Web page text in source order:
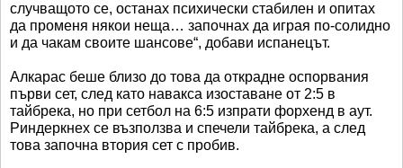
случващото се, останах психически стабилен и опитах
да променя някои неща… започнах да играя по-солидно
и да чакам своите шансове“, добави испанецът.
Алкарас беше близо до това да открадне оспорвания
първи сет, след като навакса изоставане от 2:5 в
тайбрека, но при сетбол на 6:5 изпрати форхенд в аут.
Риндеркнех се възползва и спечели тайбрека, а след
това започна втория сет с пробив.